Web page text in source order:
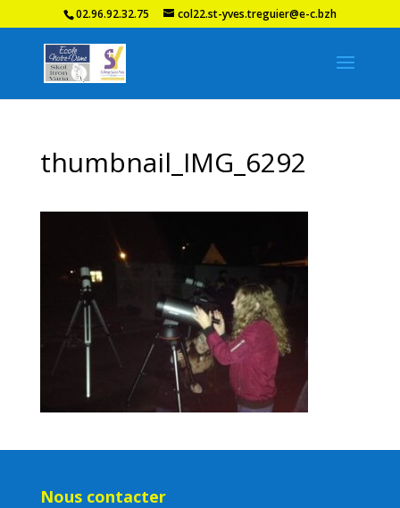
02.96.92.32.75 col22.st-yves.treguier@e-c.bzh
thumbnail_IMG_6292
Nous contacter